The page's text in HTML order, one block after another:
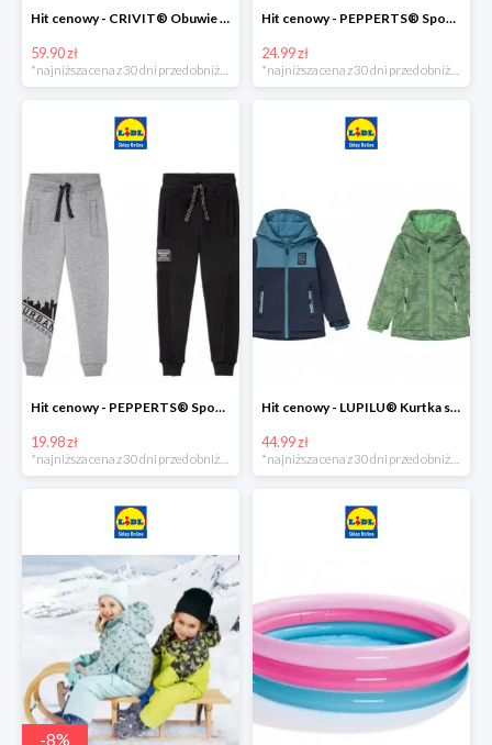
Hit cenowy - CRIVIT® Obuwie dziewczęce sportowe i na co dzień, 1 para
59.90 zł
Hit cenowy - PEPPERTS® Spodnie dresowe dziewczęce, 1 para
24.99 zł
Hit cenowy - PEPPERTS® Spodnie dresowe chłopięce, 1 para
19.98 zł
Hit cenowy - LUPILU® Kurtka softshell chłopięca, 1 sztuka
44.99 zł
-8%